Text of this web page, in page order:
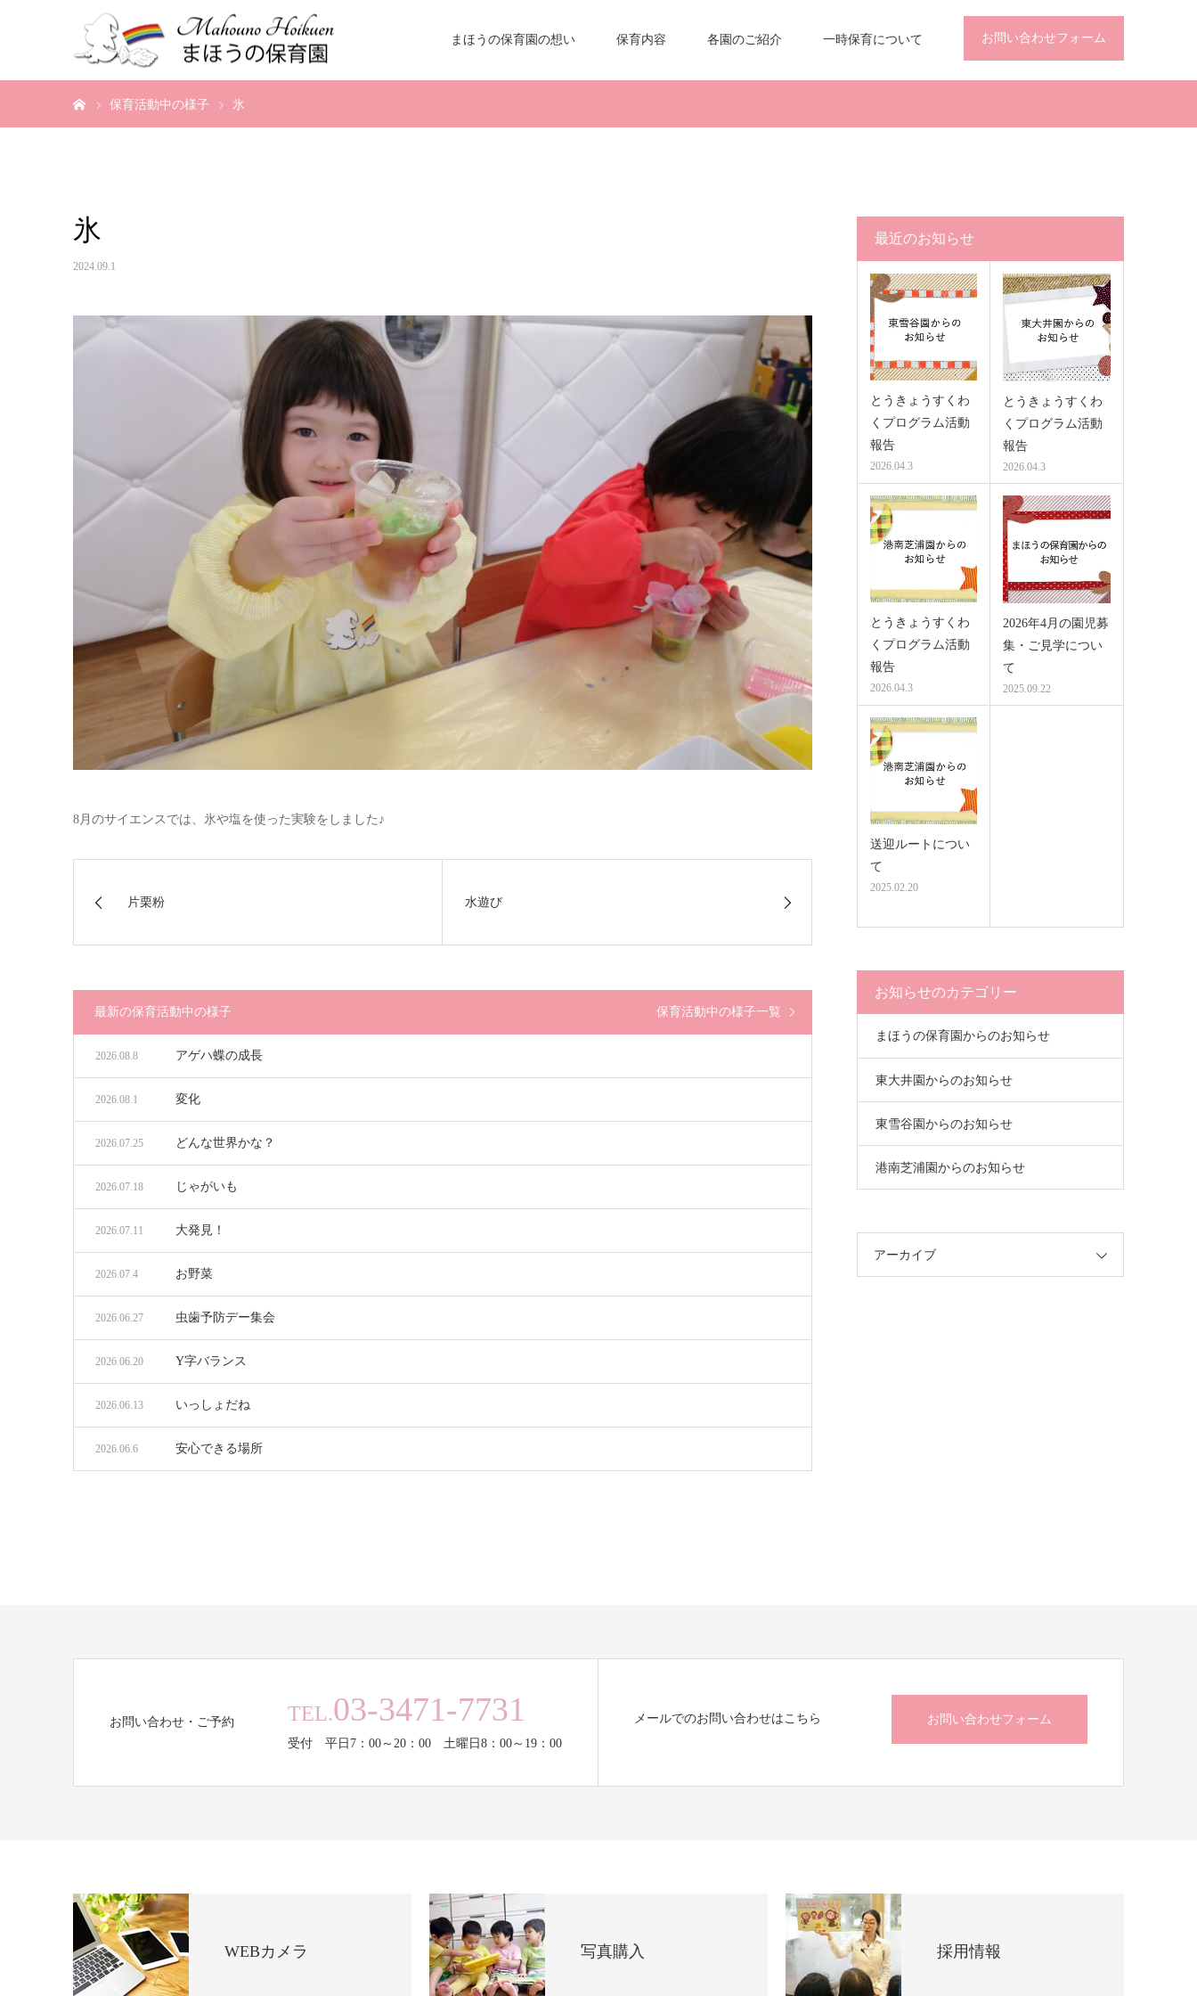
お問い合わせフォーム
まほうの保育園の想い 保育内容 各園のご紹介 一時保育について
保育活動中の様子 氷
氷
2024.09.1
8月のサイエンスでは、氷や塩を使った実験をしました♪
片栗粉 水遊び
最新の保育活動中の様子 保育活動中の様子一覧
アゲハ蝶の成長
2026.08.8
変化
2026.08.1
どんな世界かな？
2026.07.25
じゃがいも
2026.07.18
大発見！
2026.07.11
お野菜
2026.07.4
虫歯予防デー集会
2026.06.27
Y字バランス
2026.06.20
いっしょだね
2026.06.13
安心できる場所
2026.06.6
最近のお知らせ
とうきょうすくわ
くプログラム活動
報告
2026.04.3
とうきょうすくわ
くプログラム活動
報告
2026.04.3
とうきょうすくわ
くプログラム活動
報告
2026.04.3
2026年4月の園児募
集・ご見学につい
て
2025.09.22
送迎ルートについ
て
2025.02.20
お知らせのカテゴリー
まほうの保育園からのお知らせ
東大井園からのお知らせ
東雪谷園からのお知らせ
港南芝浦園からのお知らせ
アーカイブ
お問い合わせ・ご予約 TEL.03-3471-7731
受付 平日7：00～20：00 土曜日8：00～19：00
メールでのお問い合わせはこちら お問い合わせフォーム
WEBカメラ 写真購入 採用情報